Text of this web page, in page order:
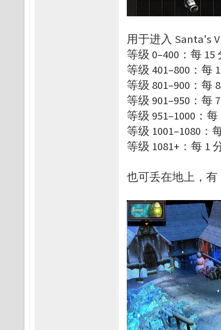
用于进入 Santa's
等级 0–400：每 15
等级 401–800：每
等级 801–900：每
等级 901–950：每
等级 951–1000：
等级 1001–1080：
等级 1081+：每 1
也可丢在地上，有